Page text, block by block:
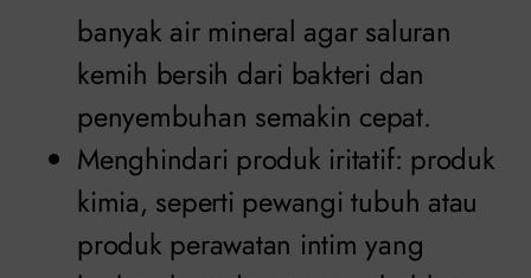
banyak air mineral agar saluran
kemih bersih dari bakteri dan
penyembuhan semakin cepat.
Menghindari produk iritatif: produk
kimia, seperti pewangi tubuh atau
produk perawatan intim yang